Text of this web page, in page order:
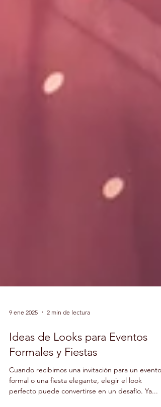
9 ene 2025 2 min de lectura
Ideas de Looks para Eventos
Formales y Fiestas